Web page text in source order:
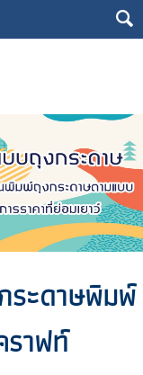
ระดาษพิมพ์
าฟท์